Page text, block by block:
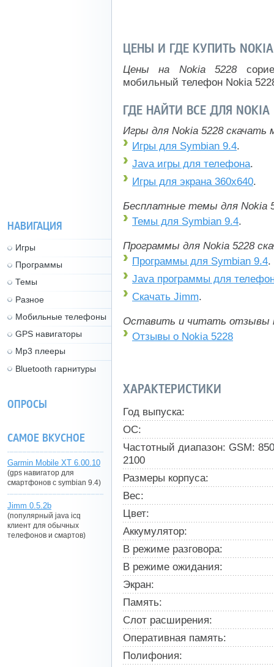
ЦЕНЫ И ГДЕ КУПИТЬ
Цены на Nokia 5228
мобильный телефон Nokia
ГДЕ НАЙТИ ВСЕ ДЛЯ
Игры для Nokia 5228 скачать
Игры для Symbian 9.4.
Java игры для телефона.
Игры для экрана 360x640.
Бесплатные темы для Nokia
Темы для Symbian 9.4.
Программы для Nokia 5228
Программы для Symbian 9.4.
Java программы для
Скачать Jimm.
Оставить и читать отзывы
Отзывы о Nokia 5228
ХАРАКТЕРИСТИКИ
Год выпуска:
ОС:
Частотный диапазон: GSM:
2100
Размеры корпуса:
Вес:
Цвет:
Аккумулятор:
В режиме разговора:
В режиме ожидания:
Экран:
Память:
Слот расширения:
Оперативная память:
Полифония:
НАВИГАЦИЯ
Игры
Программы
Темы
Разное
Мобильные телефоны
GPS навигаторы
Mp3 плееры
Bluetooth гарнитуры
ОПРОСЫ
САМОЕ ВКУСНОЕ
Garmin Mobile XT 6.00.10
(gps навигатор для
смартфонов с symbian 9.4)
Jimm 0.5.2b
(популярный java icq
клиент для обычных
телефонов и смартов)